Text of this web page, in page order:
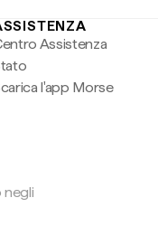
Assistenza
l'app Morse
negli